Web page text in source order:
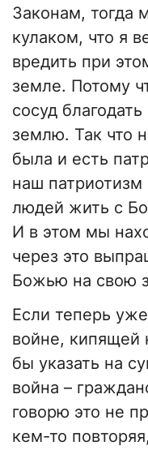
Законам, тогда
кулаком, что я
вредить при
земле. Потому
сосуд
землю. Так что
была и есть
наш
людей жить с
И в этом мы
через это
Божью на свою
Если теперь
войне, кипящей
бы указать на
война –
говорю это не
кем-то